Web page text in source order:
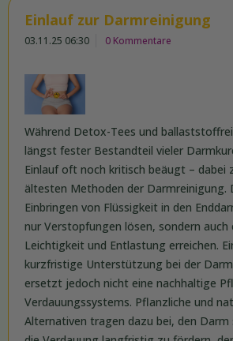
Einlauf zur Darmreinigung
03.11.25 06:30 0 Kommentare
Während Detox-Tees und
längst fester Bestandteil vieler
Einlauf oft noch kritisch beäugt – dabei
ältesten Methoden der Darmreinigung.
Einbringen von Flüssigkeit in den
nur Verstopfungen lösen, sondern auch
Leichtigkeit und Entlastung erreichen.
kurzfristige Unterstützung bei der
ersetzt jedoch nicht eine nachhaltige
Verdauungssystems. Pflanzliche und
Alternativen tragen dazu bei, den